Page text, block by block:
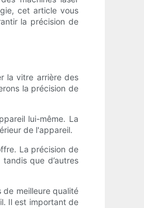
cet article vous
la précision de
la vitre arrière des
la précision de
lui-même. La
de l'appareil.
La précision de
que d’autres
de meilleure qualité
Il est important de